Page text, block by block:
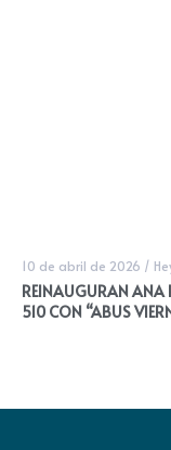
10 de abril de 2026 /
REINAUGURAN ANA
510 CON “ABUS